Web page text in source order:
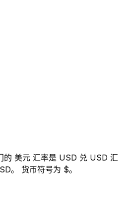
的 美元 汇率是 USD 兑 USD 汇
。 货币符号为 $。